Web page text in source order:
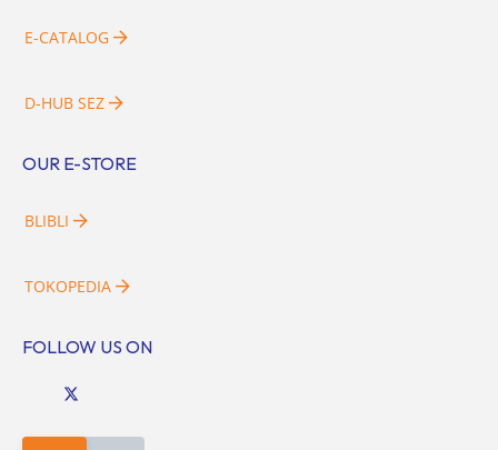
E-CATALOG
D-HUB SEZ
OUR E-STORE
BLIBLI
TOKOPEDIA
FOLLOW US ON